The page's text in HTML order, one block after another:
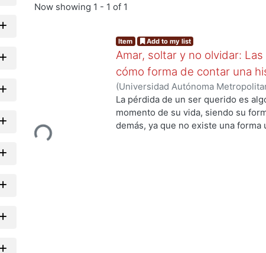
Now showing 1 - 1 of 1
Loading...
Item Add to my list
Amar, soltar y no olvidar:
cómo forma de contar una
(Universidad Autónoma
de Servicios de Información.,
La pérdida de un ser querido es
momento de su vida, siendo su
demás, ya que no existe una